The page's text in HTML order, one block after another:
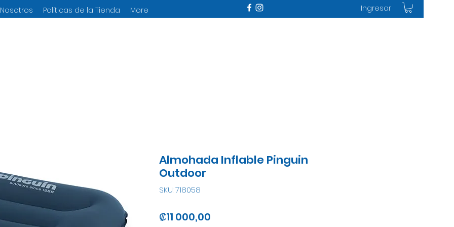
Ingresar
Políticas de la Tienda More
Almohada Inflable Pinguin
Outdoor
SKU: 718058
₡11 000,00